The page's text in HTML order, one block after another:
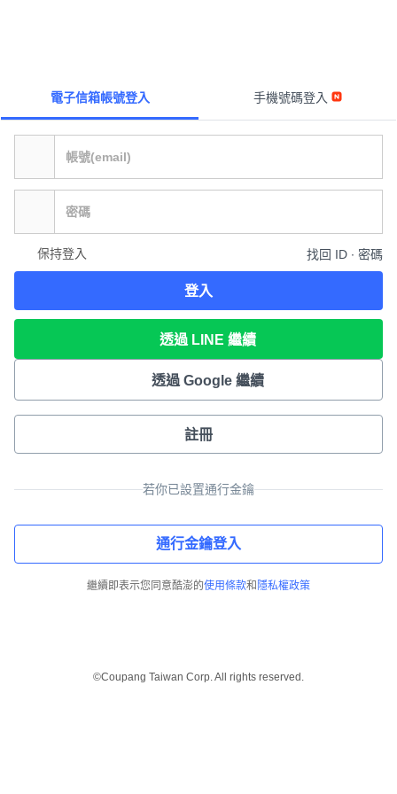
電子信箱帳號登入 手機號碼登入
保持登入 找回 ID ∙ 密碼
登入
透過 LINE 繼續
透過 Google 繼續
註冊
若你已設置通行金鑰
通行金鑰登入
繼續即表示您同意酷澎的使用條款和 隱私權政策
©Coupang Taiwan Corp. All rights reserved.